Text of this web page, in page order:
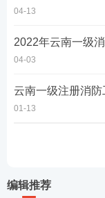
04-13
2022年云南一级
04-03
云南一级注册消
01-13
编辑推荐